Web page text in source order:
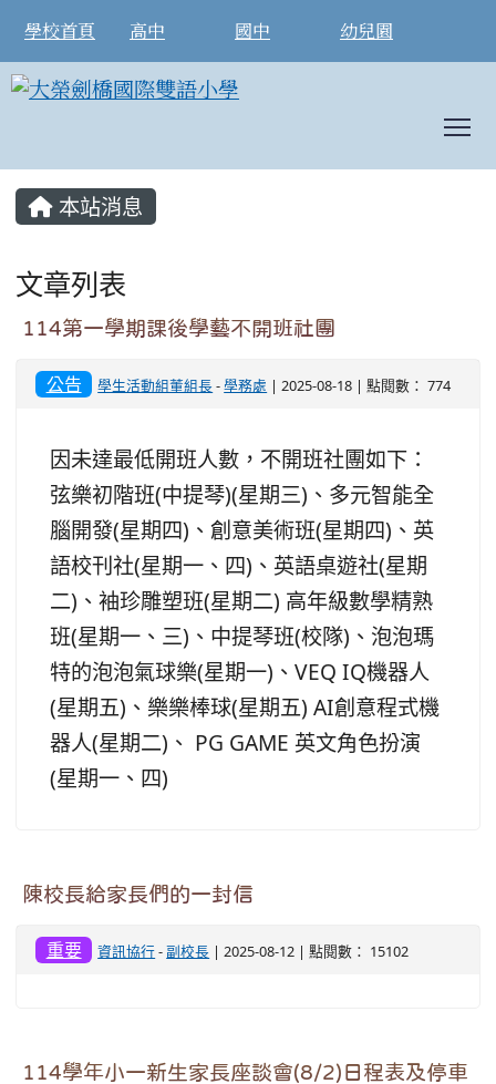
學校首頁 高中 國中 幼兒園
本站消息
文章列表
114第一學期課後學藝不開班社團
公告 學生活動組董組長-學務處 | 2025-08-18 | 點閱數： 774
因未達最低開班人數，不開班社團如下：
弦樂初階班(中提琴)(星期三)、多元智能全
腦開發(星期四)、創意美術班(星期四)、英
語校刊社(星期一、四)、英語桌遊社(星期
二)、袖珍雕塑班(星期二) 高年級數學精熟
班(星期一、三)、中提琴班(校隊)、泡泡瑪
特的泡泡氣球樂(星期一)、VEQ IQ機器人
(星期五)、樂樂棒球(星期五) AI創意程式機
器人(星期二)、 PG GAME 英文角色扮演
(星期一、四)
陳校長給家長們的一封信
重要 資訊協行-副校長 | 2025-08-12 | 點閱數： 15102
114學年小一新生家長座談會(8/2)日程表及停車